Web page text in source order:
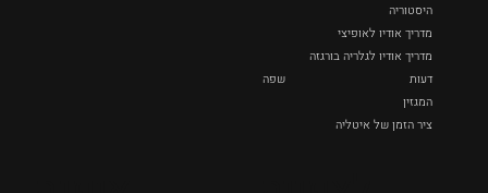
היסטוריה
מדריך אודיו לאופיצי
מדריך אודיו לגלריה בורגזה
דעות
שפה
המגזין
ציר הזמן של איטליה